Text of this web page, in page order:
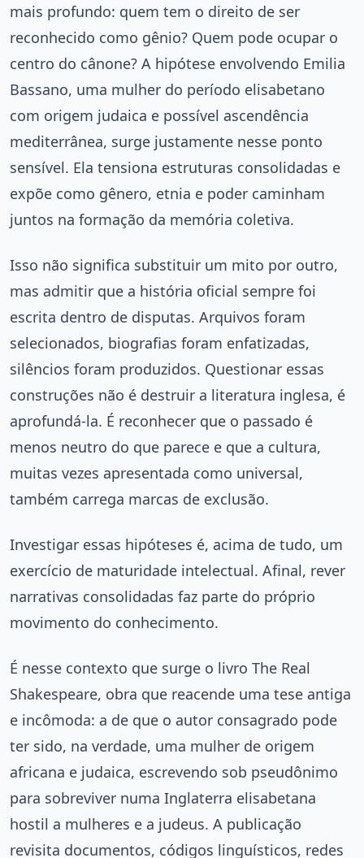
mais profundo: quem tem o direito de ser
reconhecido como gênio? Quem pode ocupar o
centro do cânone? A hipótese envolvendo Emilia
Bassano, uma mulher do período elisabetano
com origem judaica e possível ascendência
mediterrânea, surge justamente nesse ponto
sensível. Ela tensiona estruturas consolidadas e
expõe como gênero, etnia e poder caminham
juntos na formação da memória coletiva.
Isso não significa substituir um mito por outro,
mas admitir que a história oficial sempre foi
escrita dentro de disputas. Arquivos foram
selecionados, biografias foram enfatizadas,
silêncios foram produzidos. Questionar essas
construções não é destruir a literatura inglesa, é
aprofundá-la. É reconhecer que o passado é
menos neutro do que parece e que a cultura,
muitas vezes apresentada como universal,
também carrega marcas de exclusão.
Investigar essas hipóteses é, acima de tudo, um
exercício de maturidade intelectual. Afinal, rever
narrativas consolidadas faz parte do próprio
movimento do conhecimento.
É nesse contexto que surge o livro The Real
Shakespeare, obra que reacende uma tese antiga
e incômoda: a de que o autor consagrado pode
ter sido, na verdade, uma mulher de origem
africana e judaica, escrevendo sob pseudônimo
para sobreviver numa Inglaterra elisabetana
hostil a mulheres e a judeus. A publicação
revisita documentos, códigos linguísticos, redes